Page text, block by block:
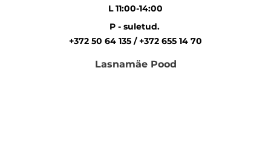
L 11:00-14:00
P - suletud.
+372 50 64 135 / +372 655 14 70
Lasnamäe Pood